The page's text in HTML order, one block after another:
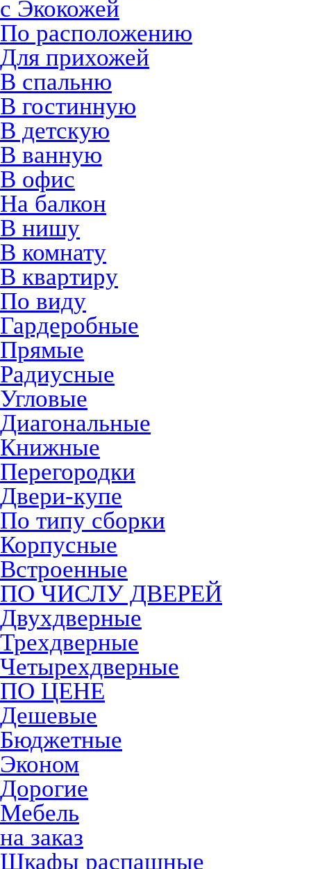
с Экокожей
По расположению
Для прихожей
В спальню
В гостинную
В детскую
В ванную
В офис
На балкон
В нишу
В комнату
В квартиру
По виду
Гардеробные
Прямые
Радиусные
Угловые
Диагональные
Книжные
Перегородки
Двери-купе
По типу сборки
Корпусные
Встроенные
ПО ЧИСЛУ ДВЕРЕЙ
Двухдверные
Трехдверные
Четырехдверные
ПО ЦЕНЕ
Дешевые
Бюджетные
Эконом
Дорогие
Мебель
на заказ
Шкафы распашные